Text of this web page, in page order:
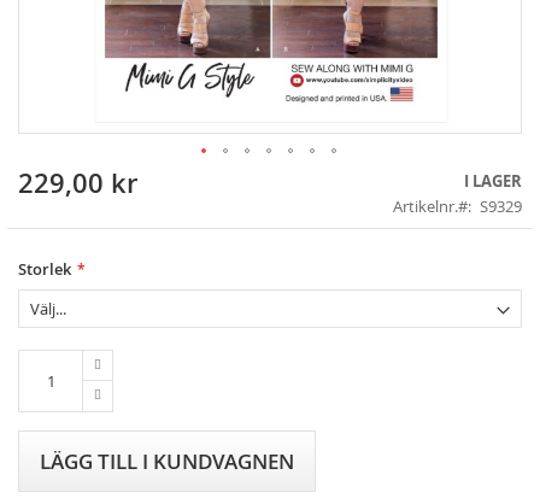
Skip
the
of
the
images
gallery
229,00 kr
I LAGER
Artikelnr.
S9329
Storlek
LÄGG TILL I KUNDVAGNEN